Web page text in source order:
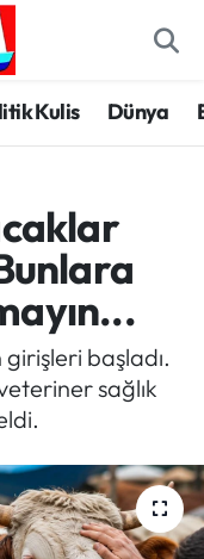
Kulis Dünya
başladı.
sağlık